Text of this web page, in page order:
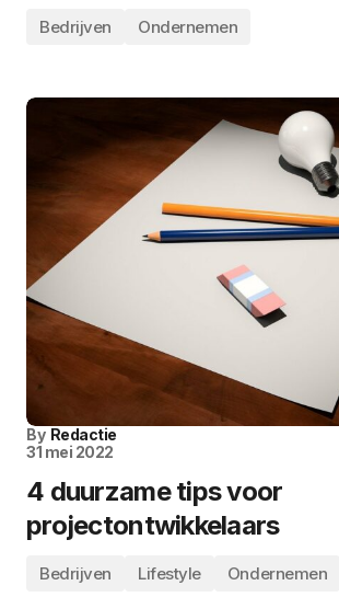
Bedrijven Ondernemen
By Redactie
31 mei 2022
4 duurzame tips voor
projectontwikkelaars
Bedrijven Lifestyle Ondernemen